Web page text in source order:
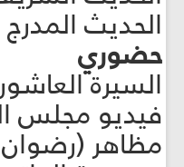
الحديث
حضوري
السيرة
فيديو مجلس
مظاهر (رضوان